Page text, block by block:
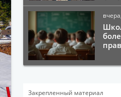
Закрепленный материал